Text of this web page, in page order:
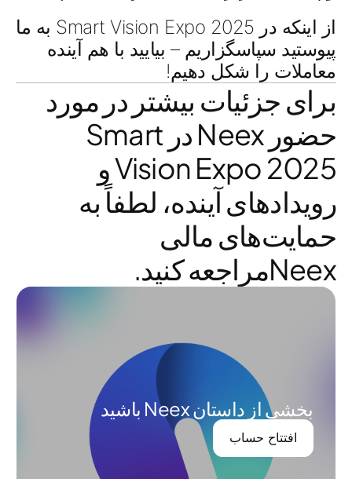
از اینکه در Smart Vision Expo 2025 به ما
پیوستید سپاسگزاریم – بیایید با هم آینده
معاملات را شکل دهیم!
برای جزئیات بیشتر در مورد
حضور Neex در Smart
Vision Expo 2025 و
رویدادهای آینده، لطفاً به
حمایت‌های مالی
Neexمراجعه کنید.
بخشی از داستان Neex باشید
افتتاح حساب